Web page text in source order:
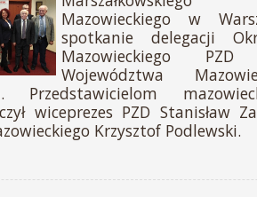
Mazowieckiego w
spotkanie delegacji
Mazowieckiego
Województwa
Przedstawicielom
wiceprezes PZD Stanisław
Krzysztof Podlewski.